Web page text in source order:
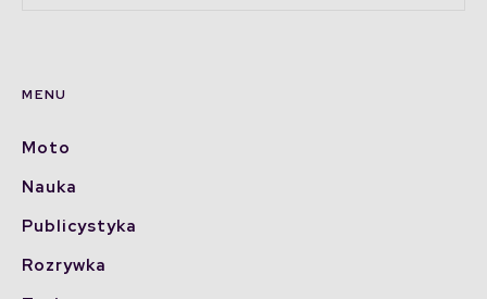
MENU
Moto
Nauka
Publicystyka
Rozrywka